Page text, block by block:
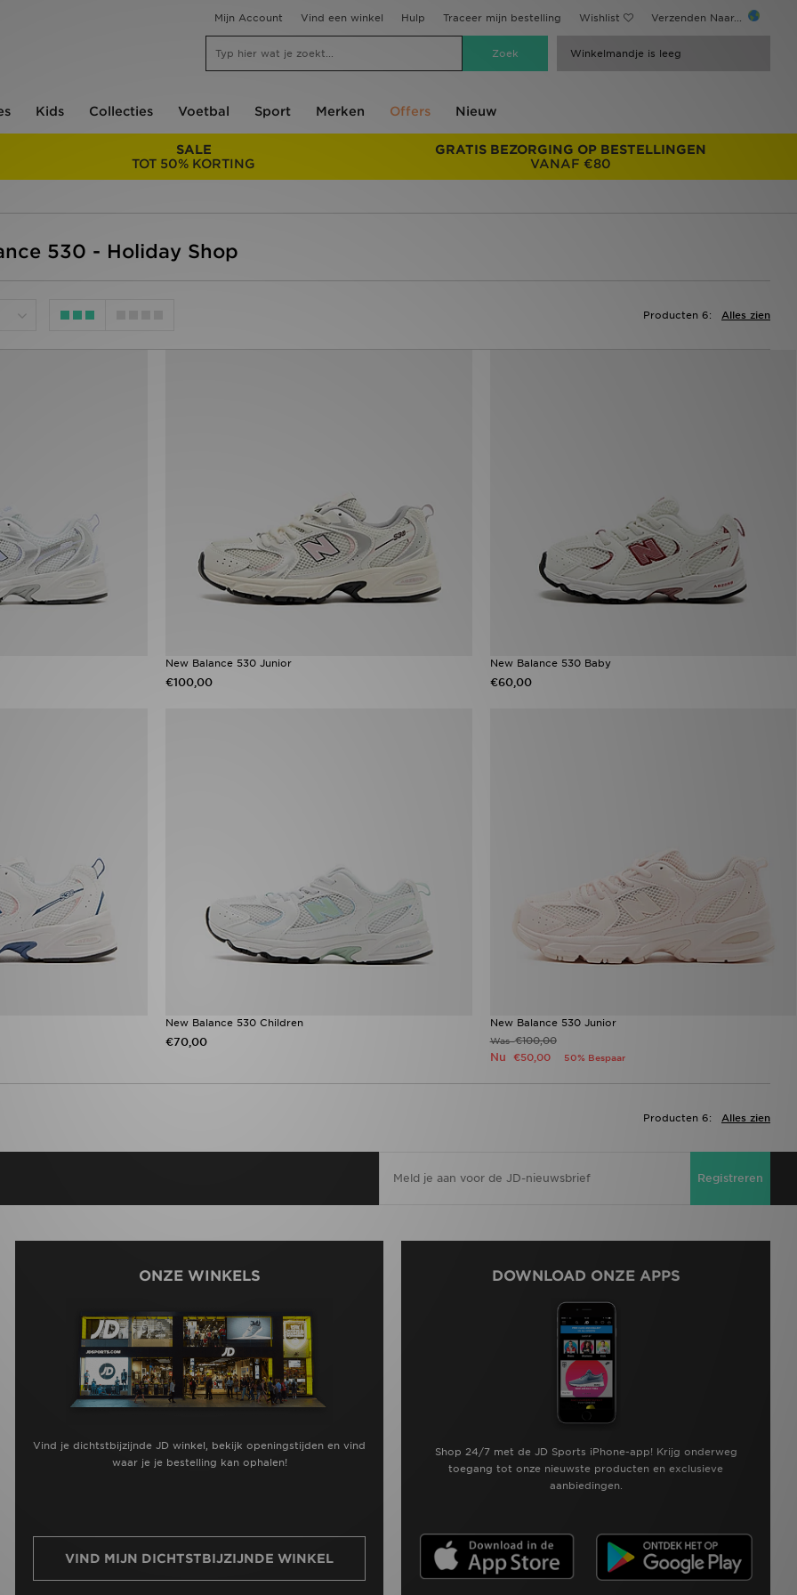
Mijn Account Vind een winkel Hulp Traceer mijn bestelling Wishlist Verzenden Naar...
Winkelmandje is leeg
Kids Collecties Voetbal Sport Merken Offers Nieuw
SALE
TOT 50% KORTING
GRATIS BEZORGING OP BESTELLINGEN
VANAF €80
530 - Holiday Shop
Alles zien
Producten 6:
New Balance 530 Junior
€100,00
New Balance 530 Baby
€60,00
New Balance 530 Children
€70,00
New Balance 530 Junior
Was€100,00
Nu €50,00 50% Bespaar
Alles zien
Producten 6:
Registreren
ONZE WINKELS
Vind je dichtstbijzijnde JD winkel, bekijk openingstijden en vind
waar je je bestelling kan ophalen!
VIND MIJN DICHTSTBIJZIJNDE WINKEL
DOWNLOAD ONZE APPS
Shop 24/7 met de JD Sports iPhone-app! Krijg onderweg
toegang tot onze nieuwste producten en exclusieve
aanbiedingen.